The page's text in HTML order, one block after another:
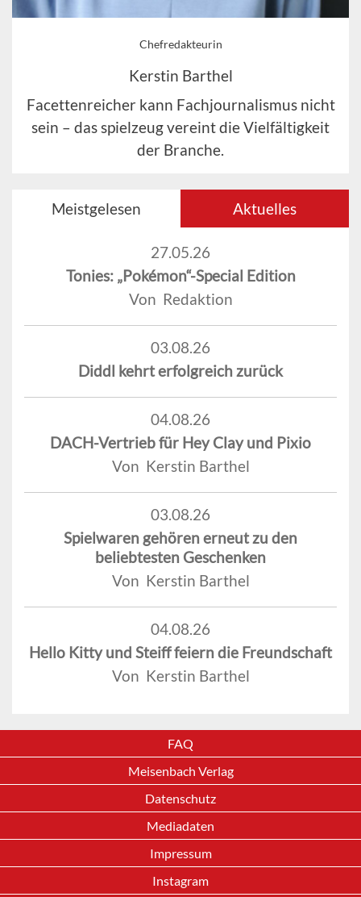
Chefredakteurin
Kerstin Barthel
Facettenreicher kann Fachjournalismus nicht
sein – das spielzeug vereint die Vielfältigkeit
der Branche.
Meistgelesen Aktuelles
27.05.26
Tonies: „Pokémon“-Special Edition
Von Redaktion
03.08.26
Diddl kehrt erfolgreich zurück
04.08.26
DACH-Vertrieb für Hey Clay und Pixio
Von Kerstin Barthel
03.08.26
Spielwaren gehören erneut zu den
beliebtesten Geschenken
Von Kerstin Barthel
04.08.26
Hello Kitty und Steiff feiern die Freundschaft
Von Kerstin Barthel
FAQ
Meisenbach Verlag
Datenschutz
Mediadaten
Impressum
Instagram